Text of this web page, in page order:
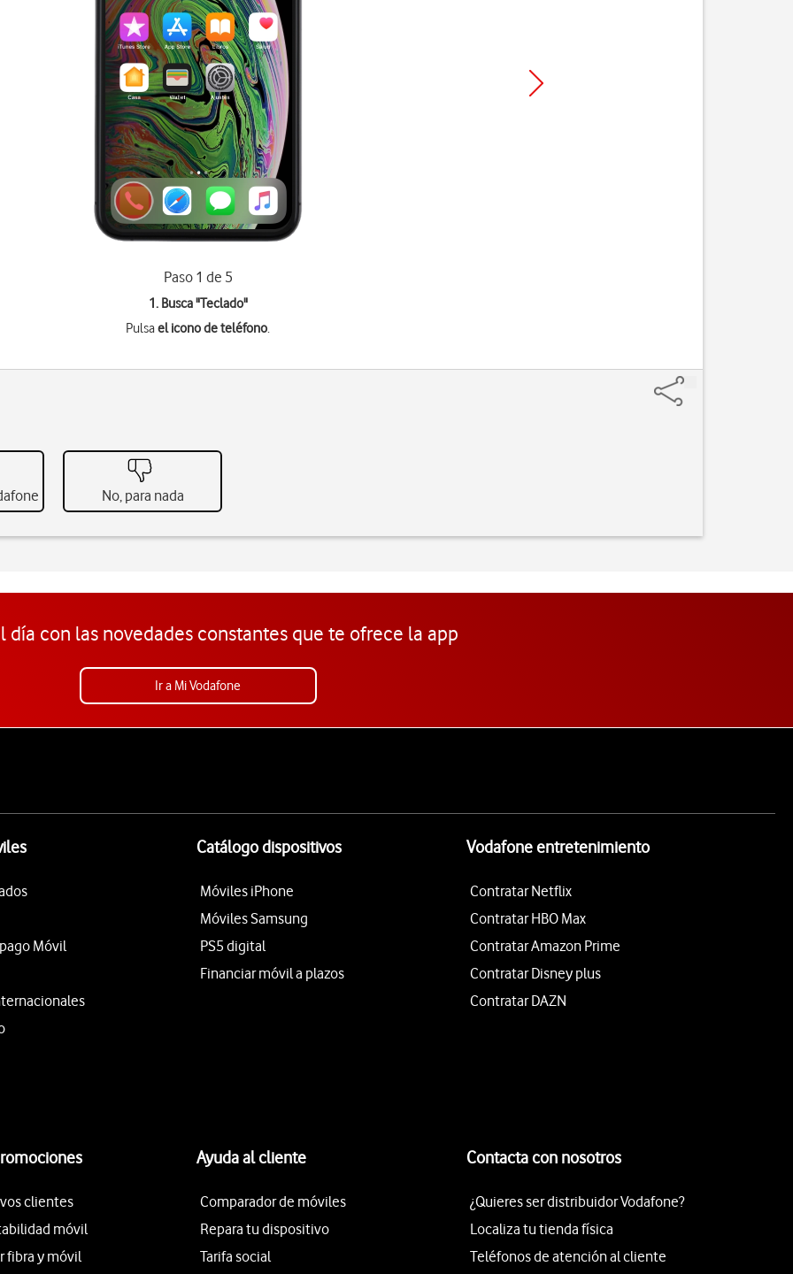
Paso 1 de 5
1. Busca "Teclado"
Pulsael icono de teléfono.
No, para nada
día con las novedades constantes que te ofrece la app
Ir a Mi Vodafone
Móvil
Catálogo dispositivos
Móviles iPhone
Móviles Samsung
PS5 digital
Financiar móvil a plazos
Vodafone entretenimiento
Contratar Netflix
Contratar HBO Max
Contratar Amazon Prime
Contratar Disney plus
Contratar DAZN
clientes
móvil
fibra y móvil
Ayuda al cliente
Comparador de móviles
Repara tu dispositivo
Tarifa social
Contacta con nosotros
¿Quieres ser distribuidor Vodafone?
Localiza tu tienda física
Teléfonos de atención al cliente